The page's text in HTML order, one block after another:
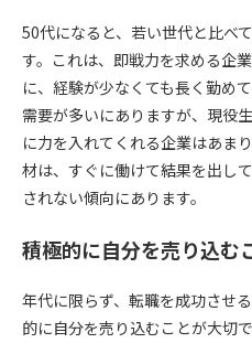
50代になると、若い世代と比べ
す。これは、即戦力を求める企
に、経験が少なくても長く勤め
需要が多いにありますが、現役
に力を入れてくれる企業はあま
材は、すぐに働けて結果を出し
されない傾向にあります。
積極的に自分を売り込む
年代に限らず、転職を成功させ
的に自分を売り込むことが大切